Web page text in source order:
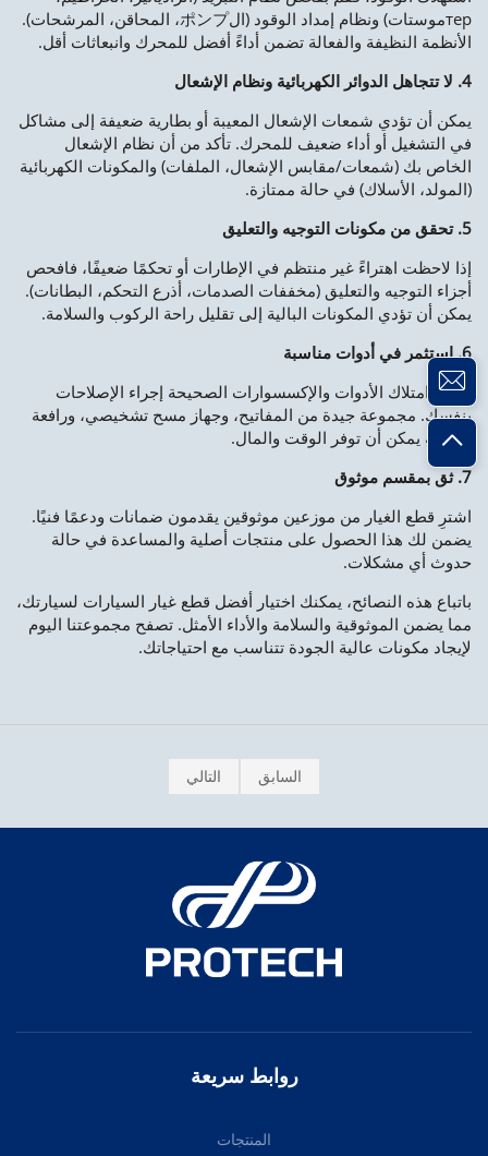
терموستات) ونظام إمداد الوقود (الポンプ، المحاقن، المرشحات).
الأنظمة النظيفة والفعالة تضمن أداءً أفضل للمحرك وانبعاثات أقل.
4. لا تتجاهل الدوائر الكهربائية ونظام الإشعال
يمكن أن تؤدي شمعات الإشعال المعيبة أو بطارية ضعيفة إلى مشاكل
في التشغيل أو أداء ضعيف للمحرك. تأكد من أن نظام الإشعال
الخاص بك (شمعات/مقابس الإشعال، الملفات) والمكونات الكهربائية
(المولد، الأسلاك) في حالة ممتازة.
5. تحقق من مكونات التوجيه والتعليق
إذا لاحظت اهتراءً غير منتظم في الإطارات أو تحكمًا ضعيفًا، فافحص
أجزاء التوجيه والتعليق (مخففات الصدمات، أذرع التحكم، البطانات).
يمكن أن تؤدي المكونات البالية إلى تقليل راحة الركوب والسلامة.
6. استثمر في أدوات مناسبة
يسهل امتلاك الأدوات والإكسسوارات الصحيحة إجراء الإصلاحات
بنفسك. مجموعة جيدة من المفاتيح، وجهاز مسح تشخيصي، ورافعة
موثوقة يمكن أن توفر الوقت والمال.
7. ثق بمقسم موثوق
اشترِ قطع الغيار من موزعين موثوقين يقدمون ضمانات ودعمًا فنيًا.
يضمن لك هذا الحصول على منتجات أصلية والمساعدة في حالة
حدوث أي مشكلات.
باتباع هذه النصائح، يمكنك اختيار أفضل قطع غيار السيارات لسيارتك،
مما يضمن الموثوقية والسلامة والأداء الأمثل. تصفح مجموعتنا اليوم
لإيجاد مكونات عالية الجودة تتناسب مع احتياجاتك.
السابق التالي
روابط سريعة
المنتجات